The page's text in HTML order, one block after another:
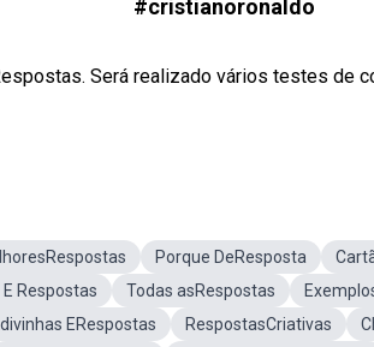
#cristianoronaldo
Será realizado vários testes de
Porque DeResposta
Respostas Todas asRespostas
ERespostas RespostasCriativas